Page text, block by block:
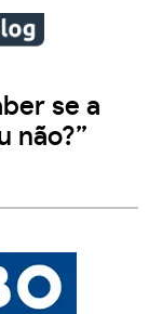
se a
não?”